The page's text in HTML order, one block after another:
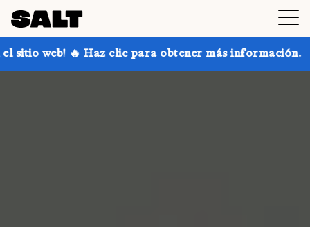
clic para obtener más información. ¡Consigue